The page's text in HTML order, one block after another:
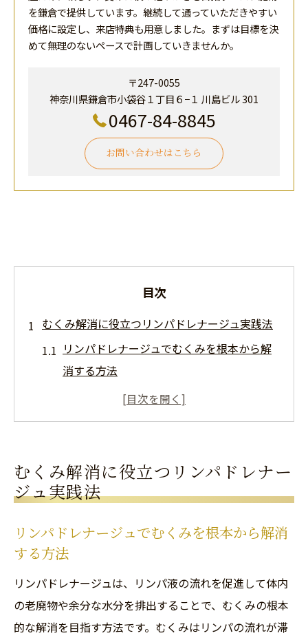
を鎌倉で提供しています。継続して通っていただきやすい
価格に設定し、来店特典も用意しました。まずは目標を決
めて無理のないペースで計画していきませんか。
〒247-0055
神奈川県鎌倉市小袋谷１丁目６−１ 川島ビル 301
0467-84-8845
お問い合わせはこちら
目次
むくみ解消に役立つリンパドレナージュ実践法
リンパドレナージュでむくみを根本から解
消する方法
セルフケアで実感できるリンパドレナージ
ュのポイント
とは
痩せやすい体質を目指すリンパドレナージ
むくみ改善とリンパドレナージュの効果的
な組み合わせ方
代謝を高めるリンパドレナージュの秘密を解明
リンパドレナージュが代謝アップに役立つ
理由を解説
むくみ解消に役立つリンパドレナー
ジュ実践法
リンパドレナージュでむくみを根本から解消
する方法
リンパドレナージュは、リンパ液の流れを促進して体内
の老廃物や余分な水分を排出することで、むくみの根本
的な解消を目指す方法です。むくみはリンパの流れが滞